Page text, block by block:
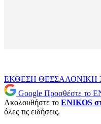
ΕΚΘΕΣΗ ΘΕΣΣΑΛΟΝΙΚΗ
Google Προσθέστε το
Ακολουθήστε το ENIKOS
όλες τις ειδήσεις.